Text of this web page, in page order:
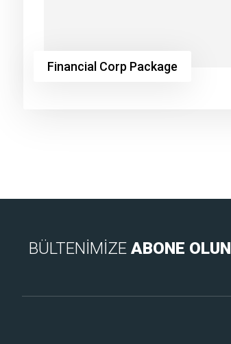
Financial Corp Package
BÜLTENİMİZE ABONE OLUN